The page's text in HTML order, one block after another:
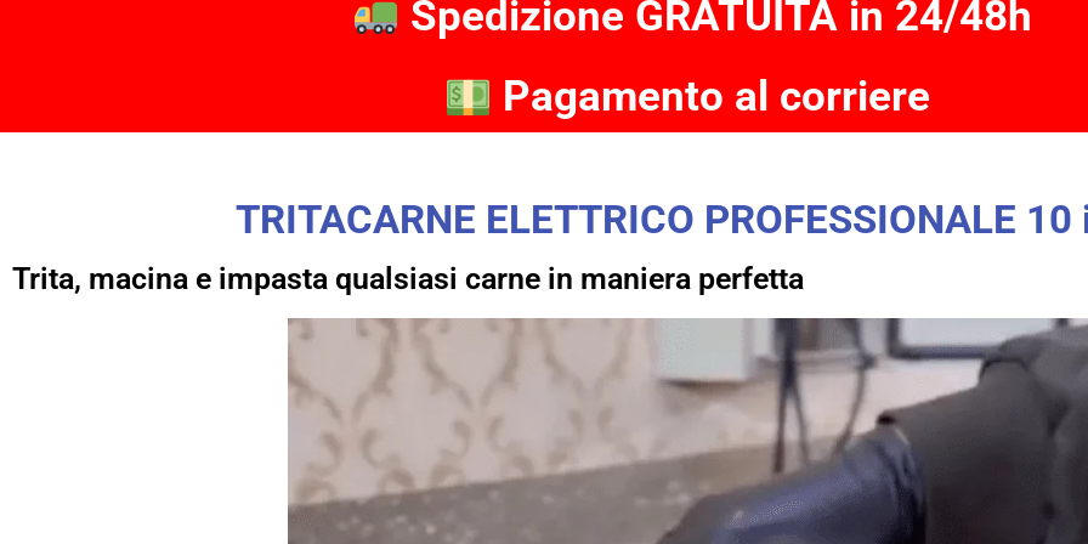
Spedizione GRATUITA in 24/48h
Pagamento al corriere
TRITACARNE ELETTRICO PROFESSIONALE 10
Trita, macina e impasta qualsiasi carne in maniera perfetta